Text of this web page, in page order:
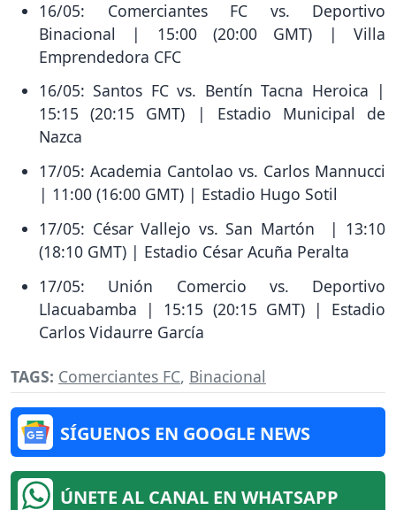
16/05: Comerciantes FC vs. Deportivo
Binacional | 15:00 (20:00 GMT) | Villa
Emprendedora CFC
16/05: Santos FC vs. Bentín Tacna Heroica |
15:15 (20:15 GMT) | Estadio Municipal de
Nazca
17/05: Academia Cantolao vs. Carlos Mannucci
| 11:00 (16:00 GMT) | Estadio Hugo Sotil
17/05: César Vallejo vs. San Martón | 13:10
(18:10 GMT) | Estadio César Acuña Peralta
17/05: Unión Comercio vs. Deportivo
Llacuabamba | 15:15 (20:15 GMT) | Estadio
Carlos Vidaurre García
TAGS: Comerciantes FC, Binacional
SÍGUENOS EN GOOGLE NEWS
ÚNETE AL CANAL EN WHATSAPP